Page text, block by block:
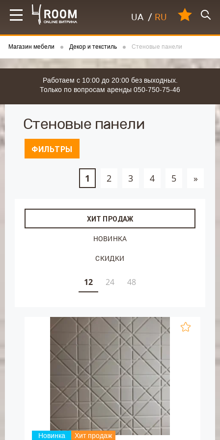
UA / RU
Магазин мебели Декор и текстиль Стеновые панели
Работаем с 10:00 до 20:00 без выходных.
Только по вопросам аренды 050-750-75-46
Стеновые панели
ФИЛЬТРЫ
1 2 3 4 5 »
ХИТ ПРОДАЖ
НОВИНКА
СКИДКИ
12 24 48
Новинка Хит продаж